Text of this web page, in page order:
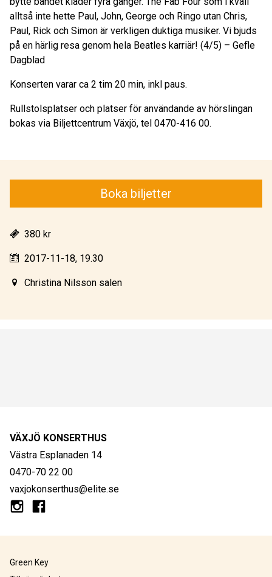
Boka biljetter
380 kr
2017-11-18, 19.30
Christina Nilsson salen
alltså inte hette Paul, John, George och Ringo utan Chris,
Paul, Rick och Simon är verkligen duktiga musiker. Vi bjuds
på en härlig resa genom hela Beatles karriär! (4/5) – Gefle
Dagblad
Konserten varar ca 2 tim 20 min, inkl paus.
Rullstolsplatser och platser för användande av hörslingan
bokas via Biljettcentrum Växjö, tel 0470-416 00.
VÄXJÖ KONSERTHUS
Västra Esplanaden 14
0470-70 22 00
vaxjokonserthus@elite.se
Green Key